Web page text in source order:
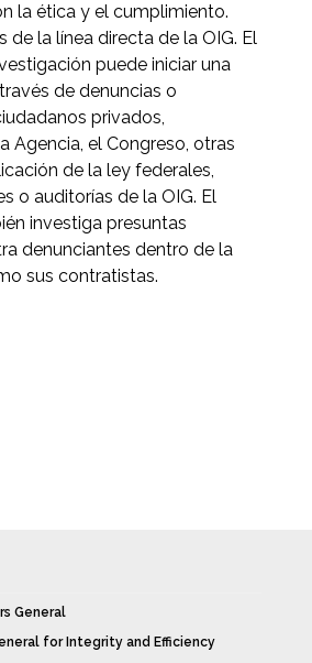
la ética y el cumplimiento.
de la línea directa de la OIG. El
puede iniciar una
de denuncias o
privados,
Agencia, el Congreso, otras
de la ley federales,
o auditorías de la OIG. El
investiga presuntas
denunciantes dentro de la
sus contratistas.
General
for Integrity and Efficiency